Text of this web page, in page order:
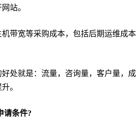
站。
带宽等采购成本，包括后期运维成本
处就是：流量，咨询量，客户量，成
。
请条件?